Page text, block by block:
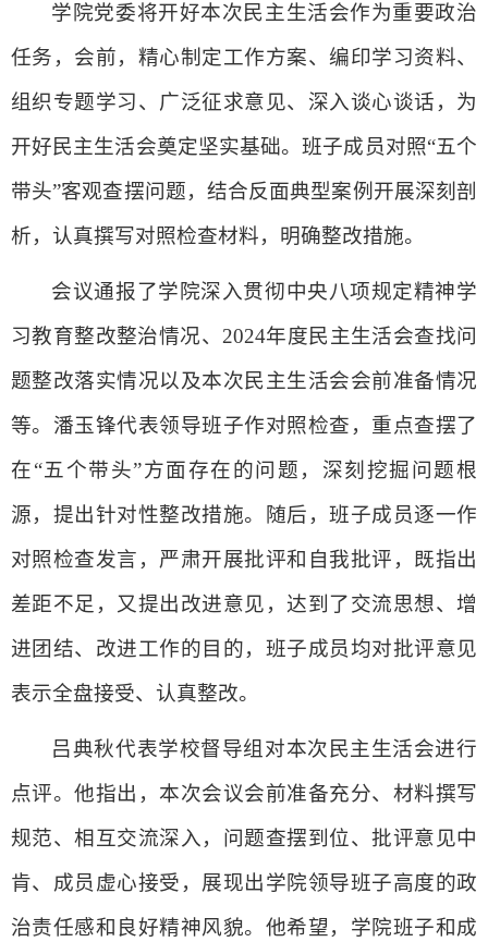
学院党委将开好本次民主生活会作为重要政治
任务，会前，精心制定工作方案、编印学习资料、
组织专题学习、广泛征求意见、深入谈心谈话，为
开好民主生活会奠定坚实基础。班子成员对照“五个
带头”客观查摆问题，结合反面典型案例开展深刻剖
析，认真撰写对照检查材料，明确整改措施。
会议通报了学院深入贯彻中央八项规定精神学
习教育整改整治情况、 2024年度民主生活会查找问
题整改落实情况以及本次民主生活会会前准备情况
等。潘玉锋代表领导班子作对照检查，重点查摆了
在“五个带头”方面存在的问题，深刻挖掘问题根
源，提出针对性整改措施。随后，班子成员逐一作
对照检查发言，严肃开展批评和自我批评，既指出
差距不足，又提出改进意见，达到了交流思想、增
进团结、改进工作的目的，班子成员均对批评意见
表示全盘接受、认真整改。
吕典秋代表学校督导组对本次民主生活会进行
点评。他指出，本次会议会前准备充分、材料撰写
规范、相互交流深入，问题查摆到位、批评意见中
肯、成员虚心接受，展现出学院领导班子高度的政
治责任感和良好精神风貌。他希望，学院班子和成